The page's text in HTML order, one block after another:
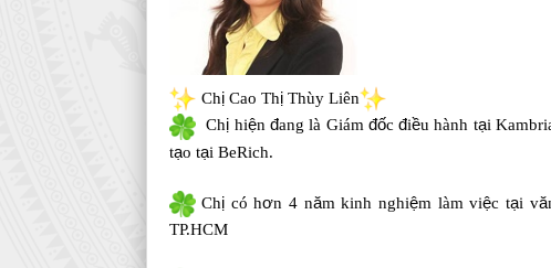
Chị Cao Thị Thùy Liên
Chị hiện đang là Giám đốcđiều hành tại
tạo tại BeRich.
Chị có hơn 4 năm kinh nghiệm làm việc tại vă
TP.HCM